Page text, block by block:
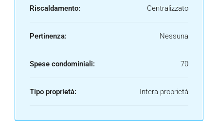
Riscaldamento: Centralizzato
Pertinenza: Nessuna
Spese condominiali: 70
Tipo proprietà: Intera proprietà